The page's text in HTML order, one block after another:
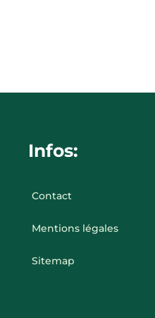
Infos:
Contact
Mentions légales
Sitemap